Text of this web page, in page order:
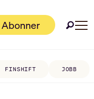
Abonner
FINSHIFT JOBB